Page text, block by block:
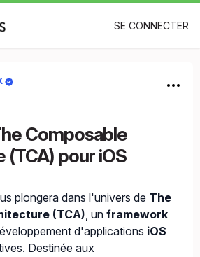
SE CONNECTER
Composable
pour iOS
plongera dans l'univers de The
(TCA), un framework
d'applications iOS
Destinée aux